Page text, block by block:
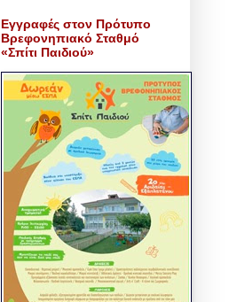
Εγγραφές στον Πρότυπο
Βρεφονηπιακό Σταθμό
«Σπίτι Παιδιού»